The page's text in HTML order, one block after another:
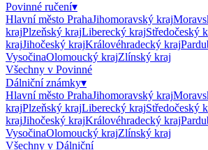
Povinné ručení▾
Hlavní město PrahaJihomoravský kraj
krajPlzeňský krajLiberecký krajStředočeský
krajJihočeský krajKrálovéhradecký kraj
VysočinaOlomoucký krajZlínský kraj
Všechny v Povinné
Dálniční známky▾
Hlavní město PrahaJihomoravský kraj
krajPlzeňský krajLiberecký krajStředočeský
krajJihočeský krajKrálovéhradecký kraj
VysočinaOlomoucký krajZlínský kraj
Všechny v Dálniční